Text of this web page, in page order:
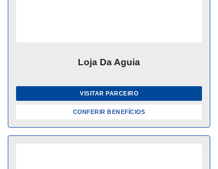
Loja Da Aguia
VISITAR PARCEIRO
CONFERIR BENEFÍCIOS